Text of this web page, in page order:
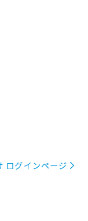
ログインページ